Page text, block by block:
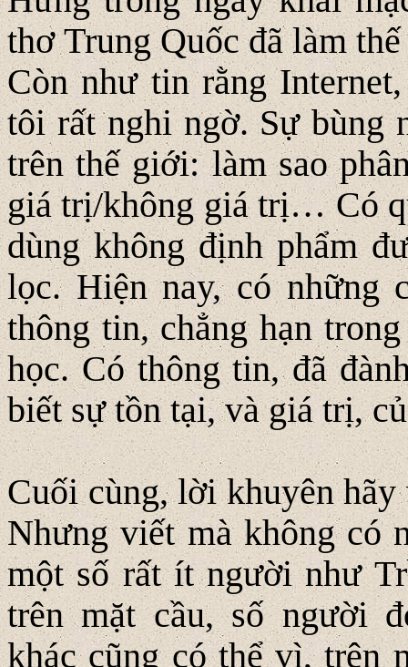
thơ Trung Quốc đã làm
Còn như tin rằng
tôi rất nghi ngờ. Sự bùng
trên thế giới: làm sao
giá trị/không giá trị… Có
dùng không định phẩm
lọc. Hiện nay, có những
thông tin, chẳng hạn
học. Có thông tin, đã
biết sự tồn tại, và giá trị,
Cuối cùng, lời khuyên
Nhưng viết mà không có
một số rất ít người như
trên mặt cầu, số người
khác cũng có thể vì, trên